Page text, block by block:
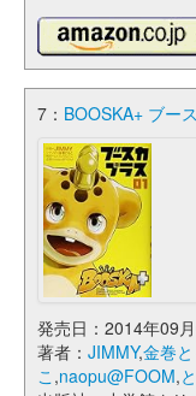
7： BOOSKA+ ブー
発売日：2014年09
著者： JIMMY,金巻と
こ ,naopu@FOOM,